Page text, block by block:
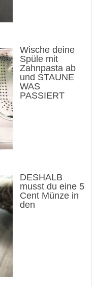
Wische deine
Spüle mit
Zahnpasta ab
und STAUNE
WAS
PASSIERT
DESHALB
musst du eine 5
Cent Münze in
den